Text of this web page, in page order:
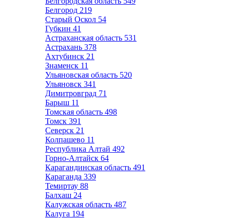
Белгород 219
Старый Оскол 54
Губкин 41
Астраханская область 531
Астрахань 378
Ахтубинск 21
Знаменск 11
Ульяновская область 520
Ульяновск 341
Димитровград 71
Барыш 11
Томская область 498
Томск 391
Северск 21
Колпашево 11
Республика Алтай 492
Горно-Алтайск 64
Карагандинская область 491
Караганда 339
Темиртау 88
Балхаш 24
Калужская область 487
Калуга 194